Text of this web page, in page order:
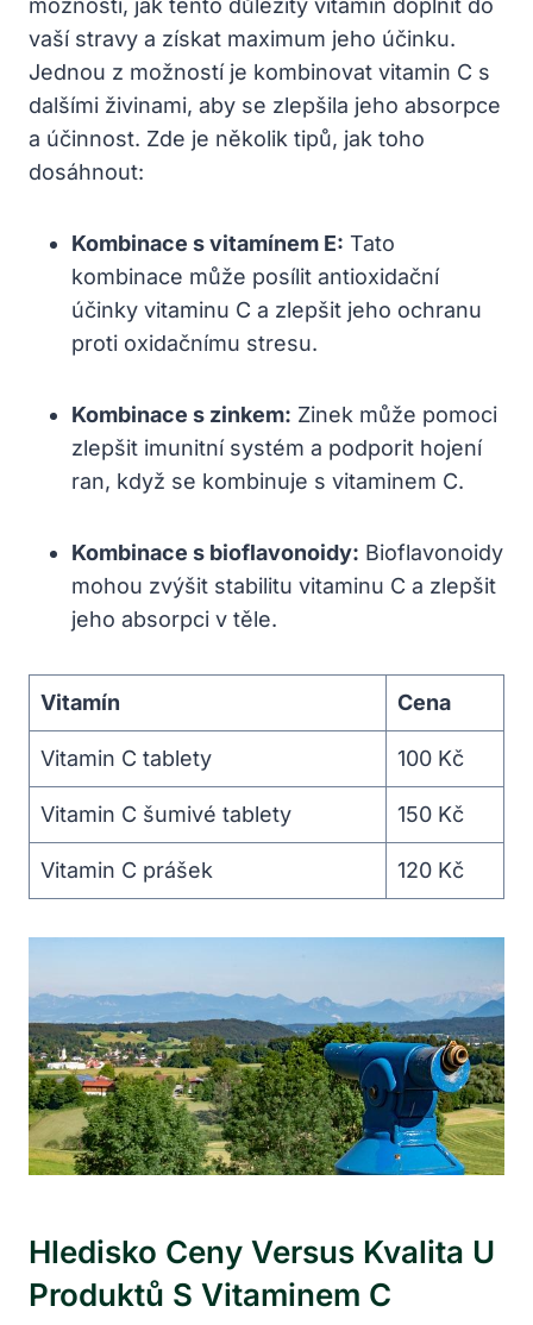
možností, jak tento důležitý vitamín doplnit do
vaší stravy a získat maximum jeho účinku.
Jednou z možností je kombinovat vitamin C s
dalšími živinami, aby se zlepšila jeho absorpce
a účinnost. Zde je několik tipů, jak toho
dosáhnout:
Kombinace s vitamínem E: Tato
kombinace může posílit antioxidační
účinky vitaminu C a zlepšit jeho ochranu
proti oxidačnímu stresu.
Kombinace s zinkem: Zinek může pomoci
zlepšit imunitní systém a podporit hojení
ran, když se kombinuje s vitaminem C.
Kombinace s bioflavonoidy: Bioflavonoidy
mohou zvýšit stabilitu vitaminu C a zlepšit
jeho absorpci v těle.
Vitamín Cena
Vitamin C tablety 100 Kč
Vitamin C šumivé tablety 150 Kč
Vitamin C prášek 120 Kč
Hledisko Ceny Versus Kvalita U
Produktů S Vitaminem C